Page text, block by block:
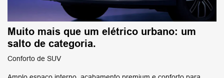
Muito mais que um elétrico urbano: um
salto de categoria.
Conforto de SUV